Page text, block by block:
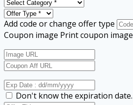
Add code or change offer type
Coupon image Print coupon image
Don't know the expiration date.